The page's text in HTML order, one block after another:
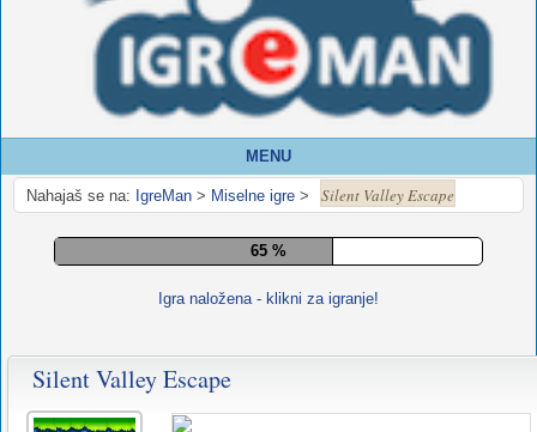
MENU
Nahajaš se na: IgreMan > Miselne igre > Silent Valley Escape
70 %
Igra naložena - klikni za igranje!
Silent Valley Escape